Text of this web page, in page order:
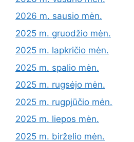
2026 m. sausio mėn.
2025 m. gruodžio mėn.
2025 m. lapkričio mėn.
2025 m. spalio mėn.
2025 m. rugsėjo mėn.
2025 m. rugpjūčio mėn.
2025 m. liepos mėn.
2025 m. birželio mėn.